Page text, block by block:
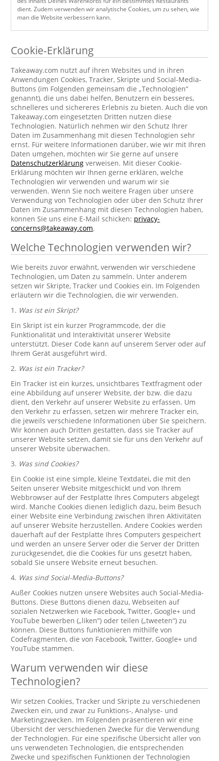
dient. Zudem verwenden wir analytische Cookies, um zu sehen, wie
man die Website verbessern kann.
Cookie-Erklärung
Takeaway.com nutzt auf ihren Websites und in ihren
Anwendungen Cookies, Tracker, Skripte und Social-Media-
Buttons (im Folgenden gemeinsam die „Technologien“
genannt), die uns dabei helfen, Benutzern ein besseres,
schnelleres und sichereres Erlebnis zu bieten. Auch die von
Takeaway.com eingesetzten Dritten nutzen diese
Technologien. Natürlich nehmen wir den Schutz Ihrer
Daten im Zusammenhang mit diesen Technologien sehr
ernst. Für weitere Informationen darüber, wie wir mit Ihren
Daten umgehen, möchten wir Sie gerne auf unsere
Datenschutzerklärung verweisen. Mit dieser Cookie-
Erklärung möchten wir Ihnen gerne erklären, welche
Technologien wir verwenden und warum wir sie
verwenden. Wenn Sie noch weitere Fragen über unsere
Verwendung von Technologien oder über den Schutz Ihrer
Daten im Zusammenhang mit diesen Technologien haben,
können Sie uns eine E-Mail schicken: privacy-
concerns@takeaway.com.
Welche Technologien verwenden wir?
Wie bereits zuvor erwähnt, verwenden wir verschiedene
Technologien, um Daten zu sammeln. Unter anderem
setzen wir Skripte, Tracker und Cookies ein. Im Folgenden
erläutern wir die Technologien, die wir verwenden.
1. Was ist ein Skript?
Ein Skript ist ein kurzer Programmcode, der die
Funktionalität und Interaktivität unserer Website
unterstützt. Dieser Code kann auf unserem Server oder auf
Ihrem Gerät ausgeführt wird.
2. Was ist ein Tracker?
Ein Tracker ist ein kurzes, unsichtbares Textfragment oder
eine Abbildung auf unserer Website, der bzw. die dazu
dient, den Verkehr auf unserer Website zu erfassen. Um
den Verkehr zu erfassen, setzen wir mehrere Tracker ein,
die jeweils verschiedene Informationen über Sie speichern.
Wir können auch Dritten gestatten, dass sie Tracker auf
unserer Website setzen, damit sie für uns den Verkehr auf
unserer Website überwachen.
3. Was sind Cookies?
Ein Cookie ist eine simple, kleine Textdatei, die mit den
Seiten unserer Website mitgeschickt und von Ihrem
Webbrowser auf der Festplatte Ihres Computers abgelegt
wird. Manche Cookies dienen lediglich dazu, beim Besuch
einer Website eine Verbindung zwischen Ihren Aktivitäten
auf unserer Website herzustellen. Andere Cookies werden
dauerhaft auf der Festplatte Ihres Computers gespeichert
und werden an unsere Server oder die Server der Dritten
zurückgesendet, die die Cookies für uns gesetzt haben,
sobald Sie unsere Website erneut besuchen.
4. Was sind Social-Media-Buttons?
Außer Cookies nutzen unsere Websites auch Social-Media-
Buttons. Diese Buttons dienen dazu, Webseiten auf
sozialen Netzwerken wie Facebook, Twitter, Google+ und
YouTube bewerben („liken“) oder teilen („tweeten“) zu
können. Diese Buttons funktionieren mithilfe von
Codefragmenten, die von Facebook, Twitter, Google+ und
YouTube stammen.
Warum verwenden wir diese
Technologien?
Wir setzen Cookies, Tracker und Skripte zu verschiedenen
Zwecken ein, und zwar zu Funktions-, Analyse- und
Marketingzwecken. Im Folgenden präsentieren wir eine
Übersicht der verschiedenen Zwecke für die Verwendung
der Technologien. Für eine spezifische Übersicht aller von
uns verwendeten Technologien, die entsprechenden
Zwecke und spezifischen Funktionen der Technologien